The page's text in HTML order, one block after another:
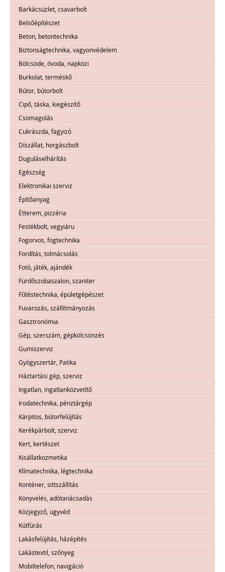
Barkácsüzlet, csavarbolt
Belsőépítészet
Beton, betontechnika
Biztonságtechnika, vagyonvédelem
Bölcsöde, óvoda, napközi
Burkolat, terméskő
Bútor, bútorbolt
Cipő, táska, kiegészítő
Csomagolás
Cukrászda, fagyizó
Díszállat, horgászbolt
Duguláselhárítás
Egészség
Elektronikai szerviz
Építőanyag
Étterem, pizzéria
Festékbolt, vegyiáru
Fogorvos, fogtechnika
Fordítás, tolmácsolás
Fotó, játék, ajándék
Fürdőszobaszalon, szaniter
Fűtéstechnika, épületgépészet
Fuvarozás, szállítmányozás
Gasztronómia
Gép, szerszám, gépkölcsönzés
Gumiszerviz
Gyógyszertár, Patika
Háztartási gép, szerviz
Ingatlan, ingatlanközvetítő
Irodatechnika, pénztárgép
Kárpitos, bútorfelújítás
Kerékpárbolt, szerviz
Kert, kertészet
Kisállatkozmetika
Klímatechnika, légtechnika
Konténer, sittszállítás
Könyvelés, adótanácsadás
Közjegyző, ügyvéd
Kútfúrás
Lakásfelújítás, házépítés
Lakástextil, szőnyeg
Mobiltelefon, navigáció